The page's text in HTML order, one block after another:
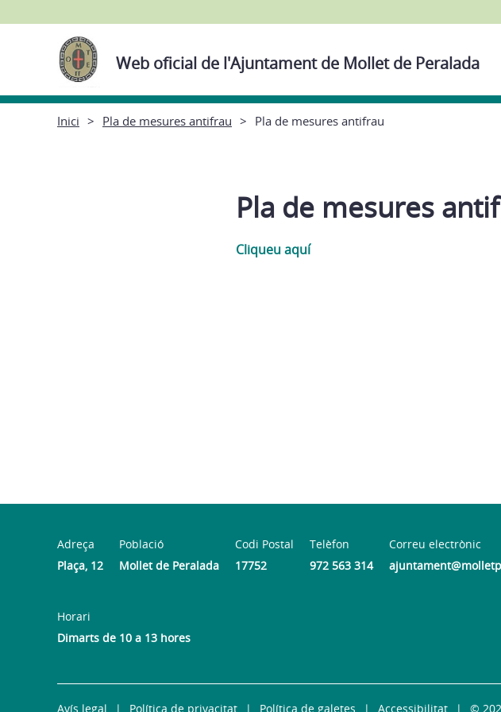
Web oficial de l'Ajuntament de Mollet de Peralada
Inici Pla de mesures antifrau Pla de mesures antifrau
Pla de mesures
Cliqueu aquí
Adreça
Plaça, 12
Població
Mollet de Peralada
Codi Postal
17752
Telèfon
972 563 314
Correu electrònic
Horari
Dimarts de 10 a 13 hores
Avís legal Política de privacitat Política de galetes Accessibilitat ©